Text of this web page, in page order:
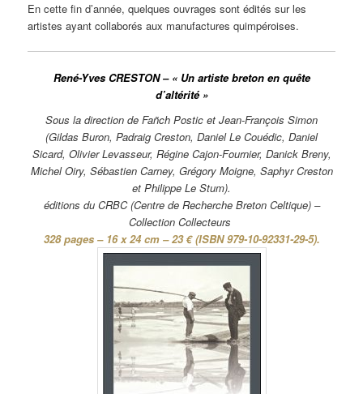
En cette fin d’année, quelques ouvrages sont édités sur les
artistes ayant collaborés aux manufactures quimpéroises.
René-Yves CRESTON – « Un artiste breton en quête
d’altérité »
Sous la direction de Fañch Postic et Jean-François Simon
(Gildas Buron, Padraig Creston, Daniel Le Couédic, Daniel
Sicard, Olivier Levasseur, Régine Cajon-Fournier, Danick Breny,
Michel Oiry, Sébastien Carney, Grégory Moigne, Saphyr Creston
et Philippe Le Stum).
éditions du CRBC (Centre de Recherche Breton Celtique) –
Collection Collecteurs
328 pages – 16 x 24 cm – 23 € (ISBN 979-10-92331-29-5).